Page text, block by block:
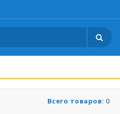
Всего товаров: 0